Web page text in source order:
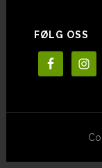
FØLG OSS